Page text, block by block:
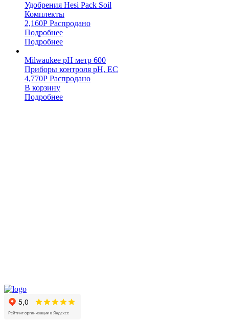
Удобрения Hesi Pack Soil
Комплекты
2,160Р Распродано
Подробнее
Подробнее
Milwaukee pH метр 600
Приборы контроля pH, EC
4,770Р Распродано
В корзину
Подробнее